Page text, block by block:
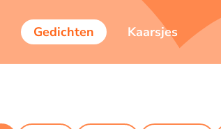
Gedichten Kaarsjes